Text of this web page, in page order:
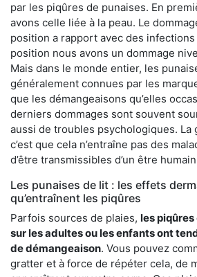
par les piqûres de punaises. En
avons celle liée à la peau. Le
position a rapport avec des
position nous avons un dommage
Mais dans le monde entier, les
généralement connues par les
que les démangeaisons qu’elles
derniers dommages sont souvent
aussi de troubles psychologiques. La
c’est que cela n’entraîne pas des
d’être transmissibles d’un être
Les punaises de lit : les effets
qu’entraînent les piqûres
Parfois sources de plaies, les
sur les adultes ou les enfants ont
de démangeaison. Vous pouvez
gratter et à force de répéter cela, de